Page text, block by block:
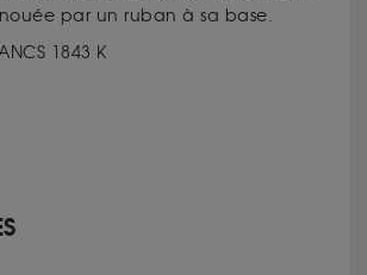
par un ruban à sa base.
1843 K